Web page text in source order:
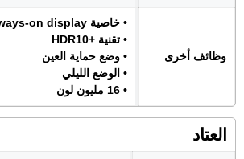
وظائف أخرى
• خاصية Always-on display
• تقنية +HDR10
• وضع حماية العين
• الوضع الليلي
• 16 مليون لون
العتاد